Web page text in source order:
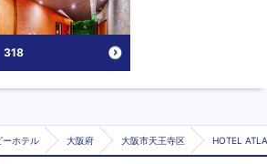
318
ーホテル 大阪府 大阪市天王寺区 HOTEL